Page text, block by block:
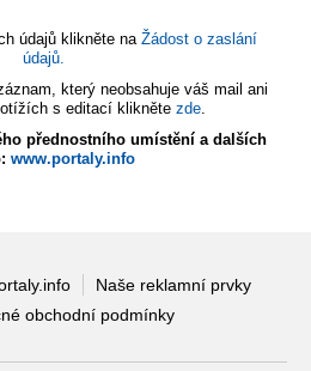
údajů klikněte na Žádost o zaslání
údajů.
který neobsahuje váš mail ani
s editací klikněte zde.
přednostního umístění a dalších
www.portaly.info
Naše reklamní prvky
obchodní podmínky